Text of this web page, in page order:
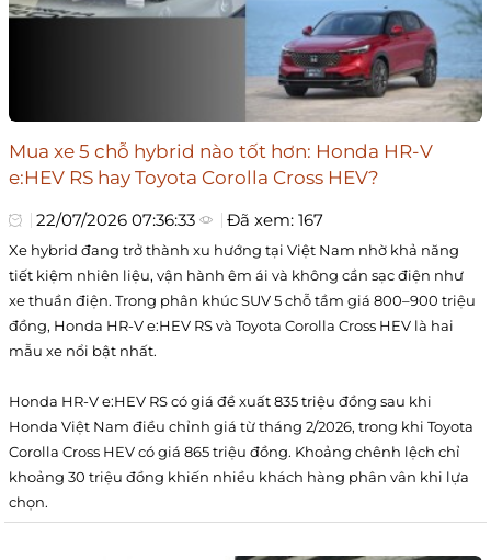
Mua xe 5 chỗ hybrid nào tốt hơn: Honda HR-V
e:HEV RS hay Toyota Corolla Cross HEV?
22/07/2026 07:36:33 Đã xem: 167
Xe hybrid đang trở thành xu hướng tại Việt Nam nhờ khả năng
tiết kiệm nhiên liệu, vận hành êm ái và không cần sạc điện như
xe thuần điện. Trong phân khúc SUV 5 chỗ tầm giá 800–900 triệu
đồng, Honda HR-V e:HEV RS và Toyota Corolla Cross HEV là hai
mẫu xe nổi bật nhất.
Honda HR-V e:HEV RS có giá đề xuất 835 triệu đồng sau khi
Honda Việt Nam điều chỉnh giá từ tháng 2/2026, trong khi Toyota
Corolla Cross HEV có giá 865 triệu đồng. Khoảng chênh lệch chỉ
khoảng 30 triệu đồng khiến nhiều khách hàng phân vân khi lựa
chọn.